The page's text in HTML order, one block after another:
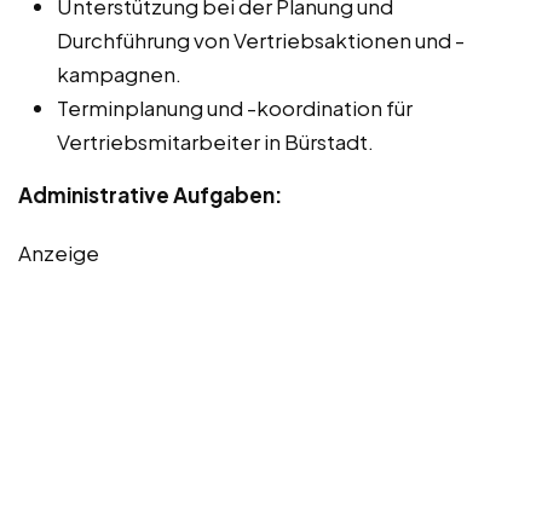
Unterstützung bei der Planung und
Durchführung von Vertriebsaktionen und -
kampagnen.
Terminplanung und -koordination für
Vertriebsmitarbeiter in Bürstadt.
Administrative Aufgaben:
Anzeige